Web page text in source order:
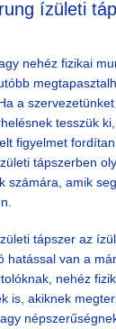
ízületi
nehéz fizikai
a
tesszük
figyelmet
tápszerben
számára, amik
tápszer az
hatással van a
nehéz
is, akiknek